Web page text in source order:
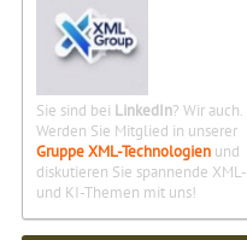
Sie sind bei LinkedIn? Wir auch.
Werden Sie Mitglied in unserer
Gruppe XML-Technologien und
diskutieren Sie spannende XML-
und KI-Themen mit uns!